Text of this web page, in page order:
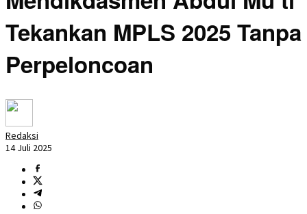
Tekankan MPLS 2025 Tanpa
Perpeloncoan
Redaksi
14 Juli 2025